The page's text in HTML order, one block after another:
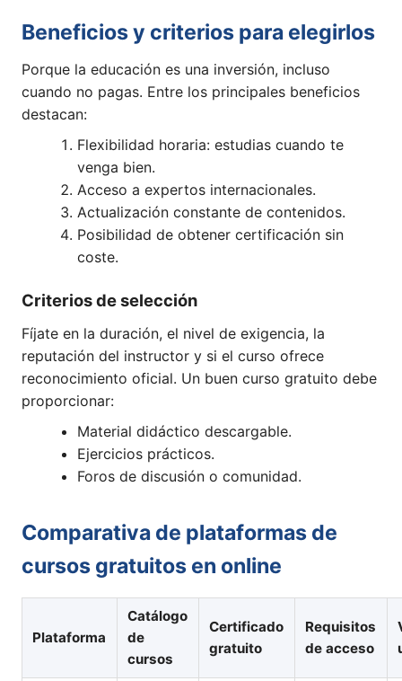
Beneficios y criterios para elegirlos
Porque la educación es una inversión, incluso
cuando no pagas. Entre los principales beneficios
destacan:
Flexibilidad horaria: estudias cuando te
venga bien.
Acceso a expertos internacionales.
Actualización constante de contenidos.
Posibilidad de obtener certificación sin
coste.
Criterios de selección
Fíjate en la duración, el nivel de exigencia, la
reputación del instructor y si el curso ofrece
reconocimiento oficial. Un buen curso gratuito debe
proporcionar:
Material didáctico descargable.
Ejercicios prácticos.
Foros de discusión o comunidad.
Comparativa de plataformas de
cursos gratuitos en online
Plataforma
Catálogo
de
cursos
Certificado
gratuito
Requisitos
de acceso